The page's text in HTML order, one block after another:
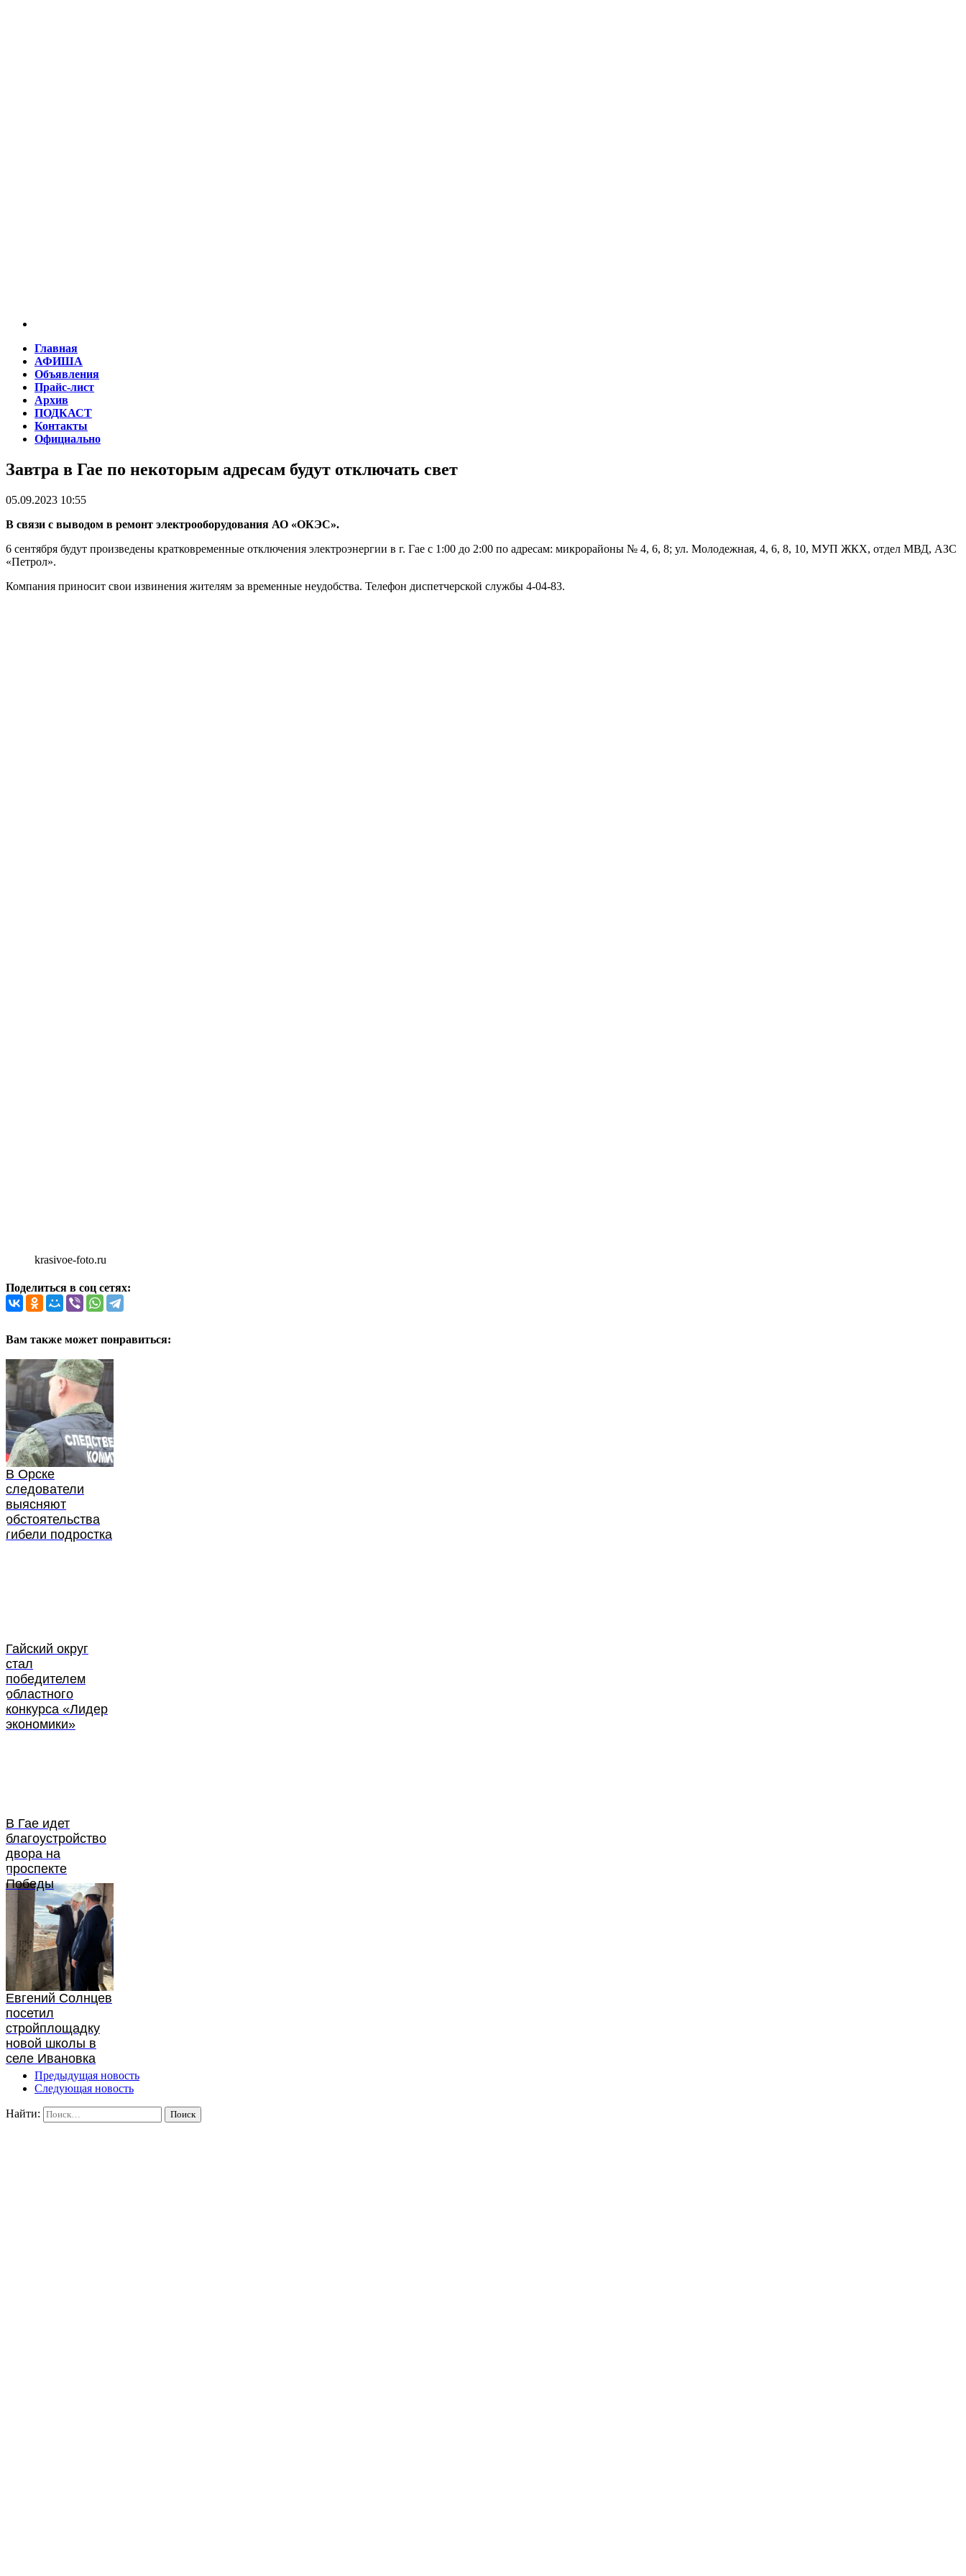
Главная
АФИША
Объявления
Прайс-лист
Архив
ПОДКАСТ
Контакты
Официально
Завтра в Гае по некоторым адресам будут отключать свет
05.09.2023 10:55
В связи с выводом в ремонт электрооборудования АО «ОКЭС».
6 сентября будут произведены кратковременные отключения электроэнергии в г. Гае с 1:00 до 2:00 по адресам: микрорайоны № 4, 6, 8; ул. Молодежная, 4, 6, 8, 10, МУП ЖКХ, отдел МВД, АЗС
«Петрол».
Компания приносит свои извинения жителям за временные неудобства. Телефон диспетчерской службы 4-04-83.
krasivoe-foto.ru
Поделиться в соц сетях:
Вам также может понравиться:
В Орске
следователи
выясняют
обстоятельства
гибели подростка
Гайский округ
стал
победителем
областного
конкурса «Лидер
экономики»
В Гае идет
благоустройство
двора на
проспекте
Победы
Евгений Солнцев
посетил
стройплощадку
новой школы в
селе Ивановка
Предыдущая новость
Следующая новость
Найти: